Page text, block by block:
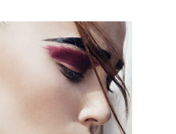
COMPRAR EL PRODUCTO